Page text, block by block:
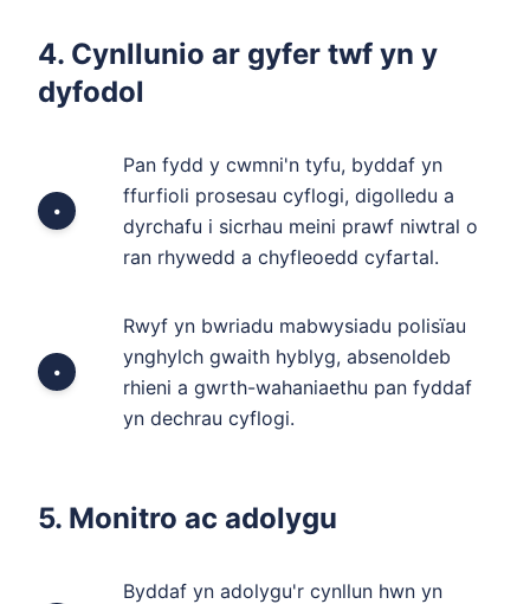
4. Cynllunio ar gyfer twf yn y
dyfodol
•
Pan fydd y cwmni'n tyfu, byddaf yn
ffurfioli prosesau cyflogi, digolledu a
dyrchafu i sicrhau meini prawf niwtral o
ran rhywedd a chyfleoedd cyfartal.
•
Rwyf yn bwriadu mabwysiadu polisïau
ynghylch gwaith hyblyg, absenoldeb
rhieni a gwrth-wahaniaethu pan fyddaf
yn dechrau cyflogi.
5. Monitro ac adolygu
Byddaf yn adolygu'r cynllun hwn yn